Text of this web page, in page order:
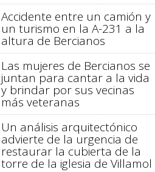
Accidente entre un camión y
un turismo en la A-231 a la
altura de Bercianos
Las mujeres de Bercianos se
juntan para cantar a la vida
y brindar por sus vecinas
más veteranas
Un análisis arquitectónico
advierte de la urgencia de
restaurar la cubierta de la
torre de la iglesia de Villamol